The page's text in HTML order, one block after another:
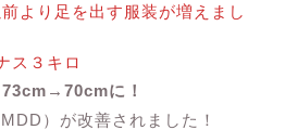
より 足を出す服装が増えまし
ス３キロ
73cm→70cmに！
）が改善されました！